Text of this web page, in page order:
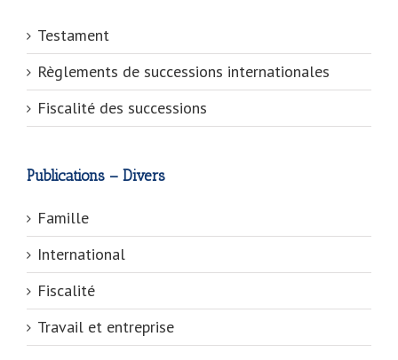
Testament
Règlements de successions internationales
Fiscalité des successions
Publications – Divers
Famille
International
Fiscalité
Travail et entreprise